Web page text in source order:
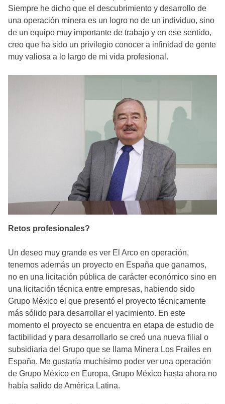
Siempre he dicho que el descubrimiento y desarrollo de
una operación minera es un logro no de un individuo, sino
de un equipo muy importante de trabajo y en ese sentido,
creo que ha sido un privilegio conocer a infinidad de gente
muy valiosa a lo largo de mi vida profesional.
Retos profesionales?
Un deseo muy grande es ver El Arco en operación,
tenemos además un proyecto en España que ganamos,
no en una licitación pública de carácter económico sino en
una licitación técnica entre empresas, habiendo sido
Grupo México el que presentó el proyecto técnicamente
más sólido para desarrollar el yacimiento. En este
momento el proyecto se encuentra en etapa de estudio de
factibilidad y para desarrollarlo se creó una nueva filial o
subsidiaria del Grupo que se llama Minera Los Frailes en
España. Me gustaría muchísimo poder ver una operación
de Grupo México en Europa, Grupo México hasta ahora no
había salido de América Latina.